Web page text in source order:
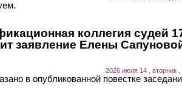
коллегия судей
заявление Елены
2026 июля 14 , вторник ,
в опубликованной повестке